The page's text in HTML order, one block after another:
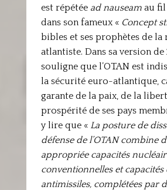
est répétée ad nauseamau fil
dans son fameux « Concept
bibles et ses prophètes de la
atlantiste. Dans sa version de
souligne que l’OTAN est
la sécurité euro-atlantique,
garante de la paix, de la
prospérité de ses pays
y lire que « La posture de
défense de l’OTAN combine
appropriée capacités
conventionnelles et capacités
antimissiles, complétées par